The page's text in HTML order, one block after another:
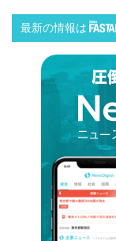
最新の情報は